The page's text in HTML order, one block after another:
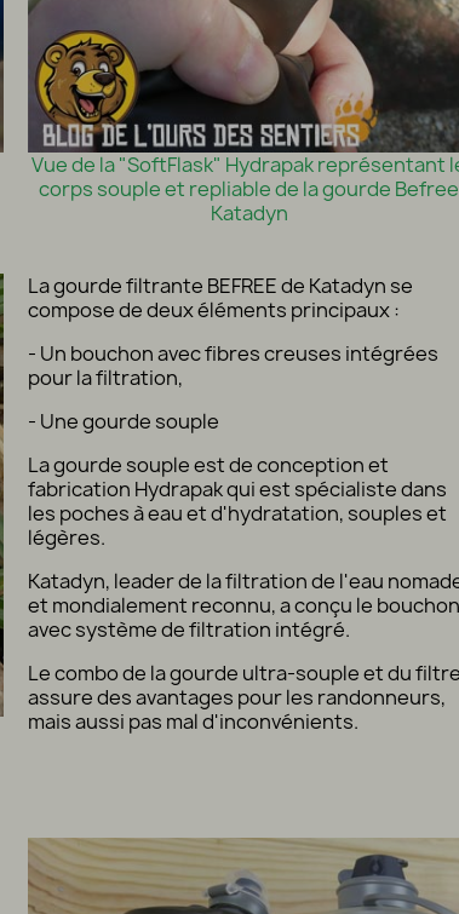
Vue de la "SoftFlask" Hydrapak représentant
corps souple et repliable de la gourde Befree
Katadyn
La gourde filtrante BEFREE de Katadyn se
compose de deux éléments principaux :
- Un bouchon avec fibres creuses intégrées
pour la filtration,
- Une gourde souple
La gourde souple est de conception et
fabrication Hydrapak qui est spécialiste dans
les poches à eau et d'hydratation, souples et
légères.
Katadyn, leader de la filtration de l'eau
et mondialement reconnu, a conçu le bouchon
avec système de filtration intégré.
Le combo de la gourde ultra-souple et du
assure des avantages pour les randonneurs,
mais aussi pas mal d'inconvénients.